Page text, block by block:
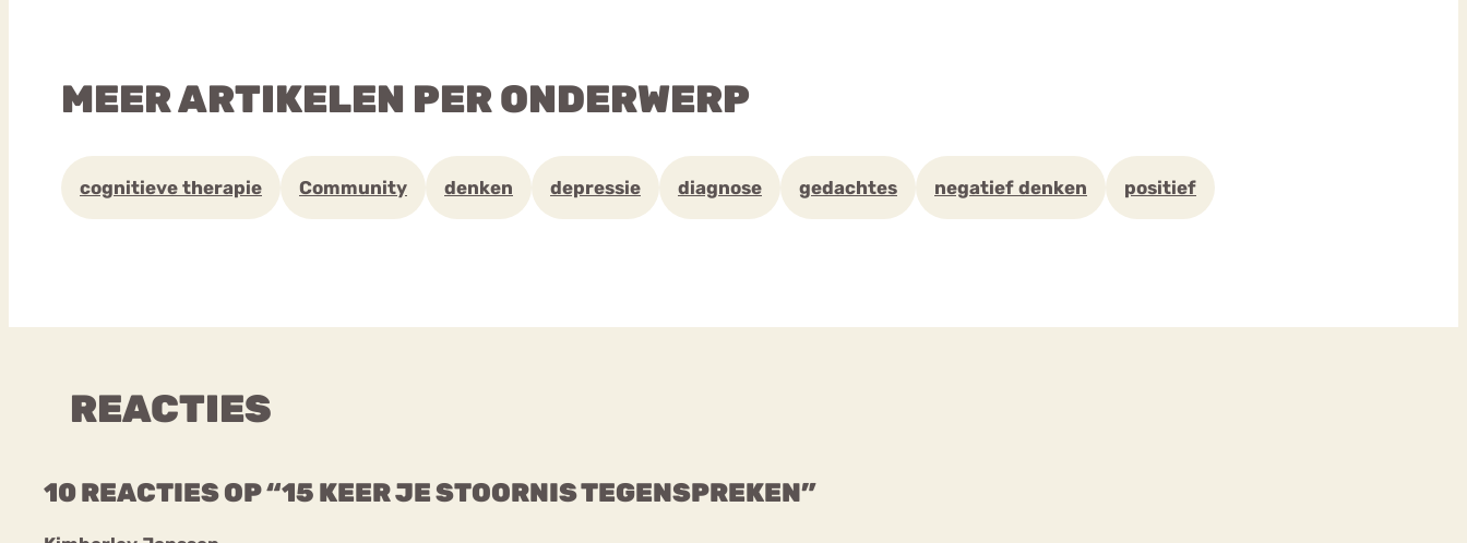
MEER ARTIKELEN PER ONDERWERP
cognitieve therapie Community denken depressie diagnose gedachtes negatief denken positief
REACTIES
10 REACTIES OP “15 KEER JE STOORNIS TEGENSPREKEN”